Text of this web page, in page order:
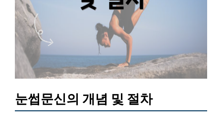
눈썹문신의 개념 및 절차